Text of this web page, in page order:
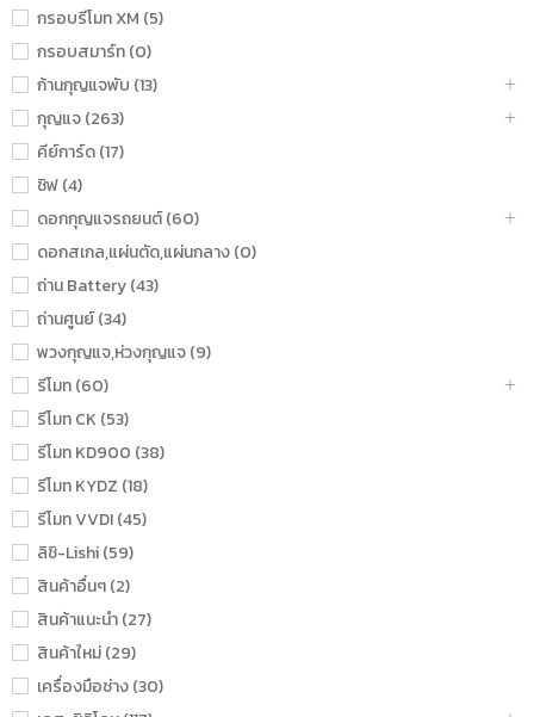
กรอบรีโมท XM (5)
กรอบสมาร์ท (0)
ก้านกุญแจพับ (13)
กุญแจ (263)
คีย์การ์ด (17)
ชิฟ (4)
ดอกกุญแจรถยนต์ (60)
ดอกสเกล,แผ่นตัด,แผ่นกลาง (0)
ถ่าน Battery (43)
ถ่านศูนย์ (34)
พวงกุญแจ,ห่วงกุญแจ (9)
รีโมท (60)
รีโมท CK (53)
รีโมท KD900 (38)
รีโมท KYDZ (18)
รีโมท VVDI (45)
ลิชิ-Lishi (59)
สินค้าอื่นๆ (2)
สินค้าแนะนำ (27)
สินค้าใหม่ (29)
เครื่องมือช่าง (30)